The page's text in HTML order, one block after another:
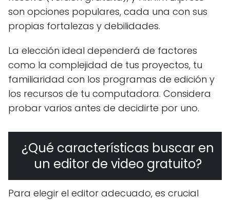
son opciones populares, cada una con sus
propias fortalezas y debilidades.
La elección ideal dependerá de factores
como la complejidad de tus proyectos, tu
familiaridad con los programas de edición y
los recursos de tu computadora. Considera
probar varios antes de decidirte por uno.
¿Qué características buscar en
un editor de video gratuito?
Para elegir el editor adecuado, es crucial